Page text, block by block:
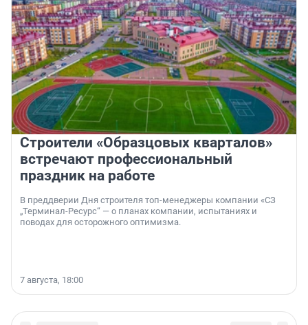
Строители «Образцовых кварталов»
встречают профессиональный
праздник на работе
В преддверии Дня строителя топ-менеджеры компании «СЗ
„Терминал-Ресурс“ — о планах компании, испытаниях и
поводах для осторожного оптимизма.
7 августа, 18:00